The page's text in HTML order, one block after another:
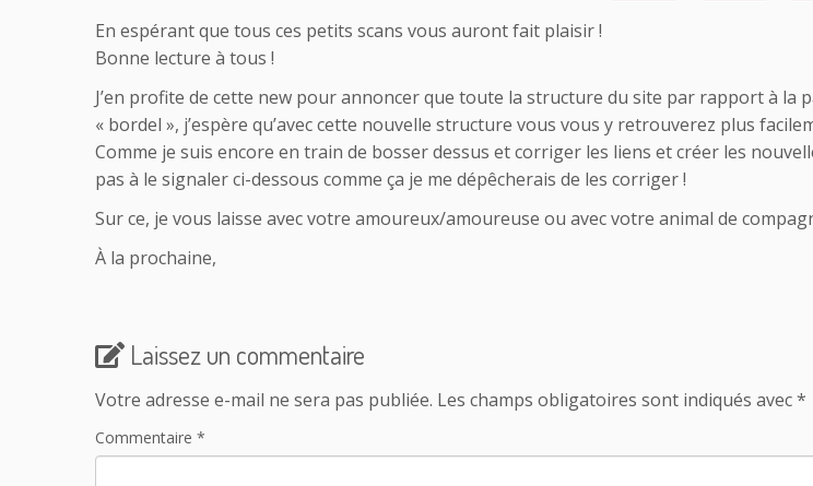
En espérant que tous ces petits scans vous auront fait plaisir !
Bonne lecture à tous !
J’en profite de cette new pour annoncer que toute la structure du site par rapport à la
« bordel », j’espère qu’avec cette nouvelle structure vous vous y retrouverez plus
Comme je suis encore en train de bosser dessus et corriger les liens et créer les
pas à le signaler ci-dessous comme ça je me dépêcherais de les corriger !
Sur ce, je vous laisse avec votre amoureux/amoureuse ou avec votre animal de
À la prochaine,
Laissez un commentaire
Votre adresse e-mail ne sera pas publiée. Les champs obligatoires sont indiqués avec*
Commentaire *